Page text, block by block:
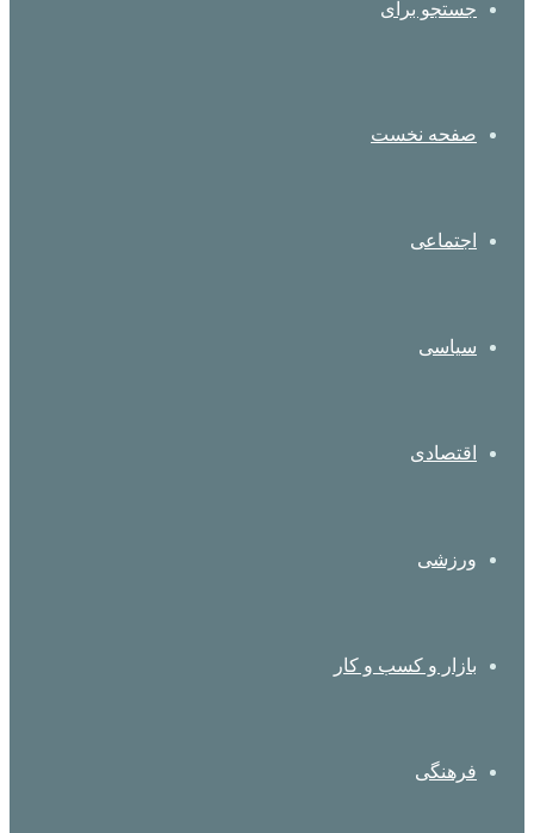
جستجو برای
صفحه نخست
اجتماعی
سیاسی
اقتصادی
ورزشی
بازار و کسب و کار
فرهنگی